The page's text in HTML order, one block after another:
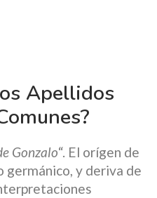
Apellidos
Gonzalo“. El orígen de
germánico, y deriva de